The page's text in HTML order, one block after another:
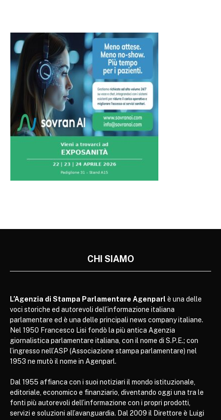
CHI SIAMO
L’Agenzia di Stampa Parlamentare Agenparl è una delle
voci storiche ed autorevoli dell’informazione italiana
parlamentare ed è una delle principali news company italiane.
Nel 1950 Francesco Lisi fondò la più antica Agenzia
giornalistica parlamentare italiana, con il nome di S.P.E.; con
l’ingresso nell’ASP (Associazione stampa parlamentare) nel
1953 ne mutò il nome in Agenparl.
Dal 1955 affianca con i suoi notiziari il mondo istituzionale,
editoriale, economico e finanziario, diventando oggi una tra le
fonti più autorevoli dell’informazione con i propri prodotti,
servizi e soluzioni all’avanguardia. Dal 2009 il Direttore è Luigi